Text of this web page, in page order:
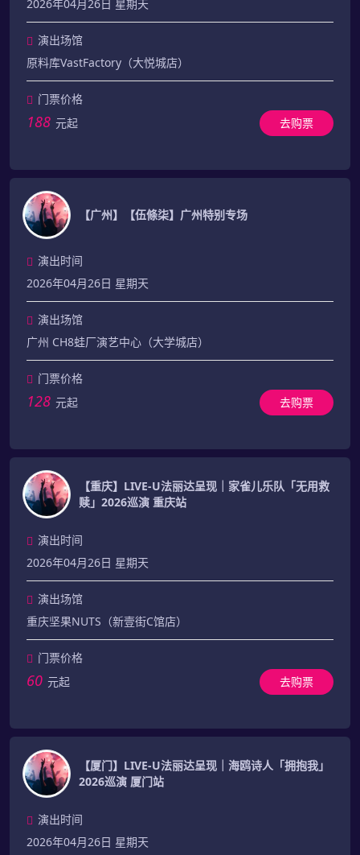
2026年04月26日 星期天
演出场馆
原料库VastFactory（大悦城店）
门票价格
188 元起 去购票
【广州】【伍條柒】广州特别专场
演出时间
2026年04月26日 星期天
演出场馆
广州 CH8蛙厂演艺中心（大学城店）
门票价格
128 元起 去购票
【重庆】LIVE-U法丽达呈现｜家雀儿乐队「无用救
赎」2026巡演 重庆站
演出时间
2026年04月26日 星期天
演出场馆
重庆坚果NUTS（新壹街C馆店）
门票价格
60 元起 去购票
【厦门】LIVE-U法丽达呈现｜海鸥诗人「拥抱我」
2026巡演 厦门站
演出时间
2026年04月26日 星期天